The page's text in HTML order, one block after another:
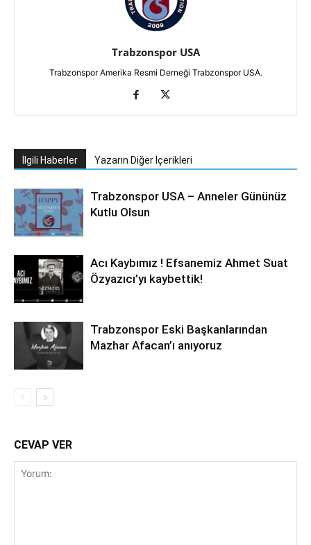
Trabzonspor USA
Trabzonspor Amerika Resmi Derneği Trabzonspor USA.
İlgili Haberler Yazarın Diğer İçerikleri
Trabzonspor USA – Anneler Gününüz
Kutlu Olsun
Acı Kaybımız ! Efsanemiz Ahmet Suat
Özyazıcı’yı kaybettik!
Trabzonspor Eski Başkanlarından
Mazhar Afacan’ı anıyoruz
CEVAP VER